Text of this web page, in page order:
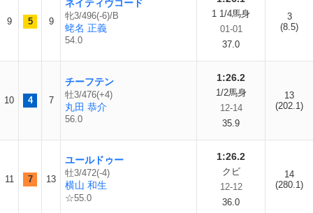
9 5 9
ネイティヴコード
牝3/496(-6)/B
蛯名 正義
54.0
1 1/4馬身
01-01
37.0
3
(8.5)
10 4 7
チーフテン
牡3/476(+4)
丸田 恭介
56.0
1:26.2
1/2馬身
12-14
35.9
13
(202.1)
11 7 13
ユールドゥー
牡3/472(-4)
横山 和生
☆55.0
1:26.2
クビ
12-12
36.0
14
(280.1)